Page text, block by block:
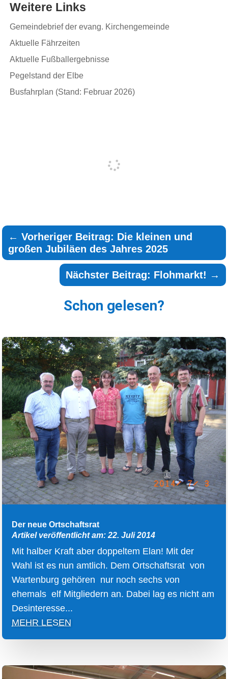
Weitere Links
Gemeindebrief der evang. Kirchengemeinde
Aktuelle Fährzeiten
Aktuelle Fußballergebnisse
Pegelstand der Elbe
Busfahrplan (Stand: Februar 2026)
←Vorheriger Beitrag: Die kleinen und
großen Jubiläen des Jahres 2025
Nächster Beitrag: Flohmarkt! →
Schon gelesen?
Der neue Ortschaftsrat
Artikel veröffentlicht am: 22. Juli 2014
Mit halber Kraft aber doppeltem Elan! Mit der
Wahl ist es nun amtlich. Dem Ortschaftsrat von
Wartenburg gehören nur noch sechs von
ehemals elf Mitgliedern an. Dabei lag es nicht am
Desinteresse...
MEHR LESEN